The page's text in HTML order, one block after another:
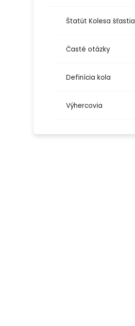
Štatút Kolesa šťastia
Časté otázky
Definícia kola
Výhercovia